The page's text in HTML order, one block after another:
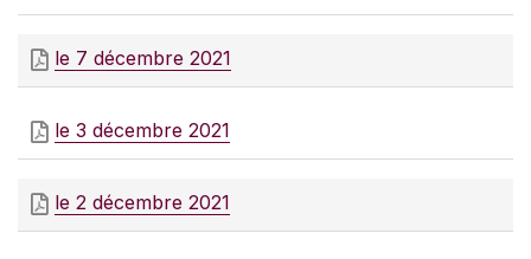
le 7 décembre 2021
le 3 décembre 2021
le 2 décembre 2021